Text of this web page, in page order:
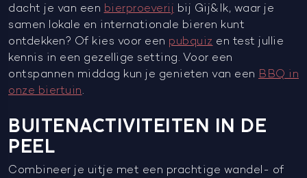
dacht je van een bierproeverij bij Gij&Ik, waar je
samen lokale en internationale bieren kunt
ontdekken? Of kies voor een pubquiz en test jullie
kennis in een gezellige setting. Voor een
ontspannen middag kun je genieten van een BBQ in
onze biertuin.
BUITENACTIVITEITEN IN DE
PEEL
Combineer je uitje met een prachtige wandel- of